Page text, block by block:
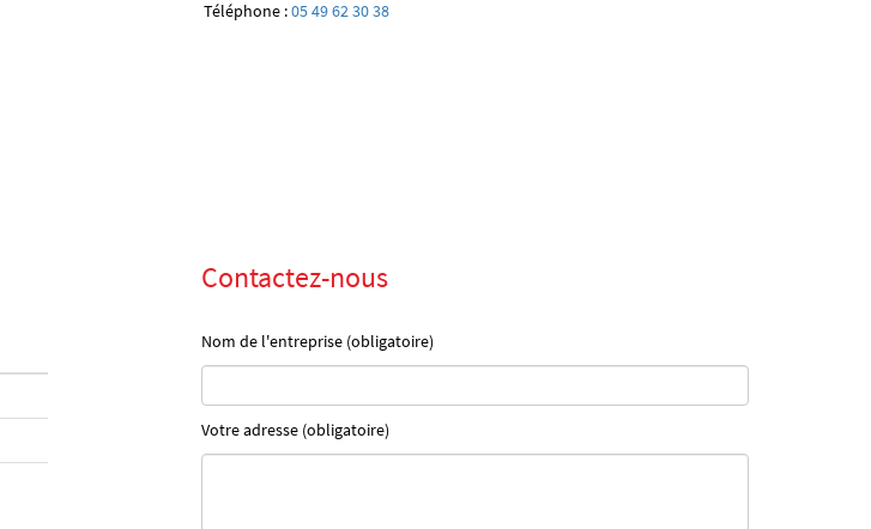
Téléphone :05 49 62 30 38
Contactez-nous
Nom de l'entreprise (obligatoire)
Votre adresse (obligatoire)